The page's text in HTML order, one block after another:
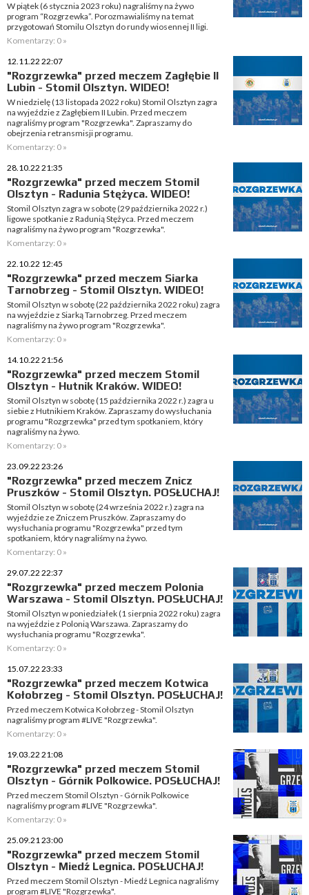
W piątek (6 stycznia 2023 roku) nagraliśmy na żywo
program “Rozgrzewka”. Porozmawialiśmy na temat
przygotowań Stomilu Olsztyn do rundy wiosennej II ligi.
Komentarzy: 0 »
12.11.22 22:07
"Rozgrzewka" przed meczem Zagłębie II
Lubin - Stomil Olsztyn. WIDEO!
W niedzielę (13 listopada 2022 roku) Stomil Olsztyn zagra
na wyjeździe z Zagłębiem II Lubin. Przed meczem
nagraliśmy program "Rozgrzewka". Zapraszamy do
obejrzenia retransmisji programu.
Komentarzy: 0 »
28.10.22 21:35
"Rozgrzewka" przed meczem Stomil
Olsztyn - Radunia Stężyca. WIDEO!
Stomil Olsztyn zagra w sobotę (29 października 2022 r.)
ligowe spotkanie z Radunią Stężyca. Przed meczem
nagraliśmy na żywo program "Rozgrzewka".
Komentarzy: 0 »
22.10.22 12:45
"Rozgrzewka" przed meczem Siarka
Tarnobrzeg - Stomil Olsztyn. WIDEO!
Stomil Olsztyn w sobotę (22 października 2022 roku) zagra
na wyjeździe z Siarką Tarnobrzeg. Przed meczem
nagraliśmy na żywo program "Rozgrzewka".
Komentarzy: 0 »
14.10.22 21:56
"Rozgrzewka" przed meczem Stomil
Olsztyn - Hutnik Kraków. WIDEO!
Stomil Olsztyn w sobotę (15 października 2022 r.) zagra u
siebie z Hutnikiem Kraków. Zapraszamy do wysłuchania
programu "Rozgrzewka" przed tym spotkaniem, który
nagraliśmy na żywo.
Komentarzy: 0 »
23.09.22 23:26
"Rozgrzewka" przed meczem Znicz
Pruszków - Stomil Olsztyn. POSŁUCHAJ!
Stomil Olsztyn w sobotę (24 września 2022 r.) zagra na
wyjeździe ze Zniczem Pruszków. Zapraszamy do
wysłuchania programu "Rozgrzewka" przed tym
spotkaniem, który nagraliśmy na żywo.
Komentarzy: 0 »
29.07.22 22:37
"Rozgrzewka" przed meczem Polonia
Warszawa - Stomil Olsztyn. POSŁUCHAJ!
Stomil Olsztyn w poniedziałek (1 sierpnia 2022 roku) zagra
na wyjeździe z Polonią Warszawa. Zapraszamy do
wysłuchania programu "Rozgrzewka".
Komentarzy: 0 »
15.07.22 23:33
"Rozgrzewka" przed meczem Kotwica
Kołobrzeg - Stomil Olsztyn. POSŁUCHAJ!
Przed meczem Kotwica Kołobrzeg - Stomil Olsztyn
nagraliśmy program #LIVE "Rozgrzewka".
Komentarzy: 0 »
19.03.22 21:08
"Rozgrzewka" przed meczem Stomil
Olsztyn - Górnik Polkowice. POSŁUCHAJ!
Przed meczem Stomil Olsztyn - Górnik Polkowice
nagraliśmy program #LIVE "Rozgrzewka".
Komentarzy: 0 »
25.09.21 23:00
"Rozgrzewka" przed meczem Stomil
Olsztyn - Miedź Legnica. POSŁUCHAJ!
Przed meczem Stomil Olsztyn - Miedź Legnica nagraliśmy
program #LIVE "Rozgrzewka".